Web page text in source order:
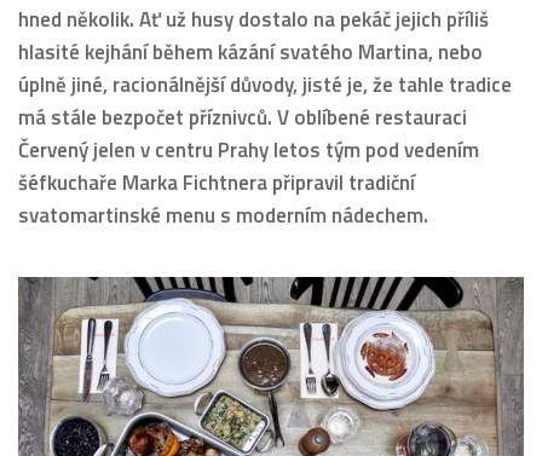
hned několik. Ať už husy dostalo na pekáč jejich příliš
hlasité kejhání během kázání svatého Martina, nebo
úplně jiné, racionálnější důvody, jisté je, že tahle tradice
má stále bezpočet příznivců. V oblíbené restauraci
Červený jelen v centru Prahy letos tým pod vedením
šéfkuchaře Marka Fichtnera připravil tradiční
svatomartinské menu s moderním nádechem.